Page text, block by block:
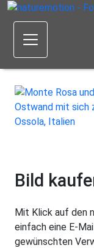
Bild
Mit Klick auf den
einfach eine E-
gewünschten